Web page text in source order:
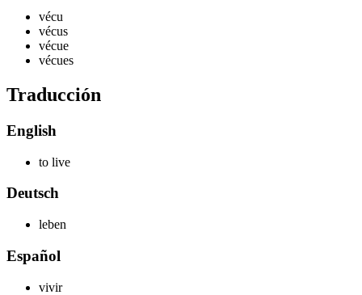
vécu
vécus
vécue
vécues
Traducción
English
to live
Deutsch
leben
Español
vivir